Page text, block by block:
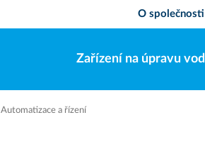
O společnosti
Zařízení na úpravu
Automatizace a řízení